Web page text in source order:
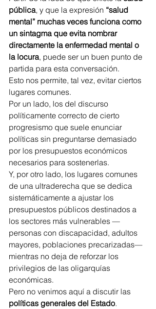
pública, y que la expresión “salud
mental” muchas veces funciona como
un sintagma que evita nombrar
directamente la enfermedad mental o
la locura, puede ser un buen punto de
partida para esta conversación.
Esto nos permite, tal vez, evitar ciertos
lugares comunes.
Por un lado, los del discurso
políticamente correcto de cierto
progresismo que suele enunciar
políticas sin preguntarse demasiado
por los presupuestos económicos
necesarios para sostenerlas.
Y, por otro lado, los lugares comunes
de una ultraderecha que se dedica
sistemáticamente a ajustar los
presupuestos públicos destinados a
los sectores más vulnerables —
personas con discapacidad, adultos
mayores, poblaciones precarizadas—
mientras no deja de reforzar los
privilegios de las oligarquías
económicas.
Pero no venimos aquí a discutir las
políticas generales del Estado.